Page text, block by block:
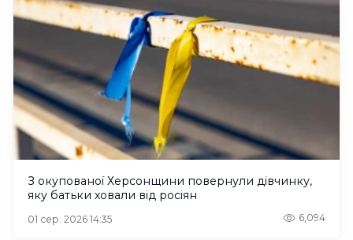
З окупованої Херсонщини повернули дівчинку,
яку батьки ховали від росіян
01 сер. 2026 14:35 6,094